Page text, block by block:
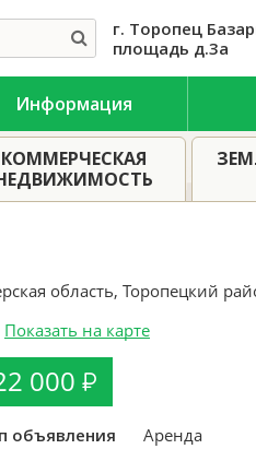
г. Торопец
площадь д.3а
Информация
в Торопце Объект
КОММЕРЧЕСКАЯ
область, Торопецкий
Показать на карте
000
объявления
Аренда